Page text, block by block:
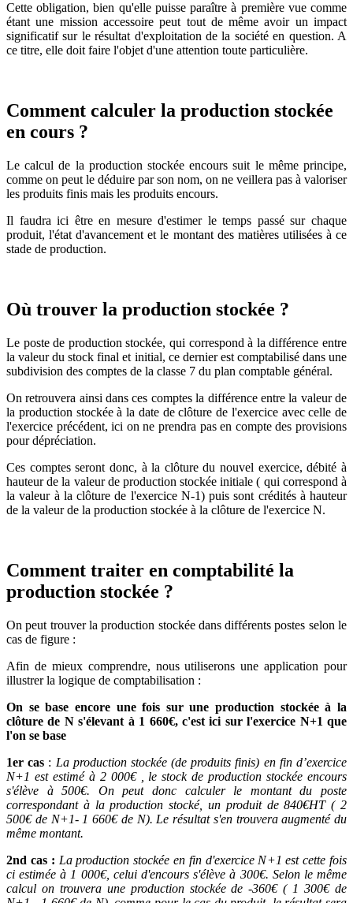
Cette obligation, bien qu'elle puisse paraître à première vue comme
étant une mission accessoire peut tout de même avoir un impact
significatif sur le résultat d'exploitation de la société en question. A
ce titre, elle doit faire l'objet d'une attention toute particulière.
Comment calculer la production stockée
en cours ?
Le calcul de la production stockée encours suit le même principe,
comme on peut le déduire par son nom, on ne veillera pas à valoriser
les produits finis mais les produits encours.
Il faudra ici être en mesure d'estimer le temps passé sur chaque
produit, l'état d'avancement et le montant des matières utilisées à ce
stade de production.
Où trouver la production stockée ?
Le poste de production stockée, qui correspond à la différence entre
la valeur du stock final et initial, ce dernier est comptabilisé dans une
subdivision des comptes de la classe 7 du plan comptable général.
On retrouvera ainsi dans ces comptes la différence entre la valeur de
la production stockée à la date de clôture de l'exercice avec celle de
l'exercice précédent, ici on ne prendra pas en compte des provisions
pour dépréciation.
Ces comptes seront donc, à la clôture du nouvel exercice, débité à
hauteur de la valeur de production stockée initiale ( qui correspond à
la valeur à la clôture de l'exercice N-1) puis sont crédités à hauteur
de la valeur de la production stockée à la clôture de l'exercice N.
Comment traiter en comptabilité la
production stockée ?
On peut trouver la production stockée dans différents postes selon le
cas de figure :
Afin de mieux comprendre, nous utiliserons une application pour
illustrer la logique de comptabilisation :
On se base encore une fois sur une production stockée à la
clôture de N s'élevant à 1 660€, c'est ici sur l'exercice N+1 que
l'on se base
1er cas : La production stockée (de produits finis) en fin d’exercice
N+1 est estimé à 2 000€ , le stock de production stockée encours
s'élève à 500€. On peut donc calculer le montant du poste
correspondant à la production stocké, un produit de 840€HT ( 2
500€ de N+1- 1 660€ de N). Le résultat s'en trouvera augmenté du
même montant.
2nd cas : La production stockée en fin d'exercice N+1 est cette fois
ci estimée à 1 000€, celui d'encours s'élève à 300€. Selon le même
calcul on trouvera une production stockée de -360€ ( 1 300€ de